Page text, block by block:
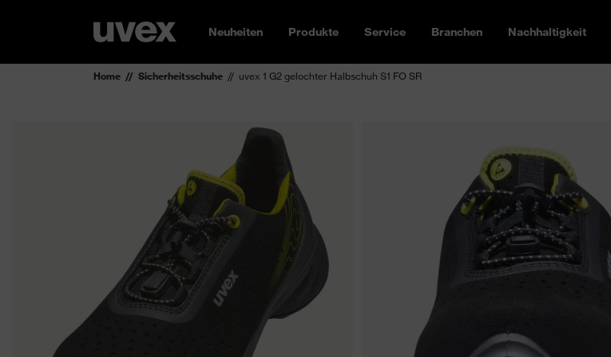
Neuheiten Produkte Service Branchen Nachhaltigkeit
Home Sicherheitsschuhe uvex 1 G2 gelochter Halbschuh S1 FO SR